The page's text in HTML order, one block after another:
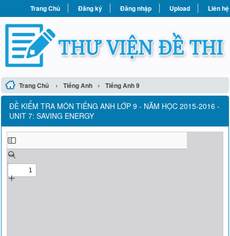
Trang Chủ Đăng ký Đăng nhập Upload Liên hệ
Trang Chủ › Tiếng Anh › Tiếng Anh 9
ĐỀ KIỂM TRA MÔN TIẾNG ANH LỚP 9 - NĂM HỌC 2015-2016 -
UNIT 7: SAVING ENERGY